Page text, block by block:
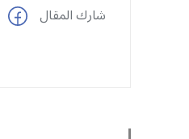
شارك المقال